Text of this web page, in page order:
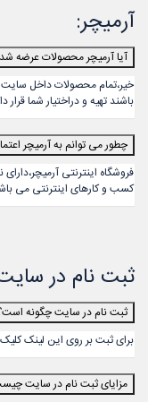
آرمیچر:
آیا آرمیچر محصولات عرضه
خیر،تمام محصولات داخل سایت
باشند تهیه و دراختیار شما
چطور می توانم به آرمیچر
فروشگاه اینترنتی
کسب و کارهای اینترنتی می
ثبت نام در
ثبت نام در سایت چگونه
برای ثبت بر روی این لینک
مزایای ثبت نام در سایت